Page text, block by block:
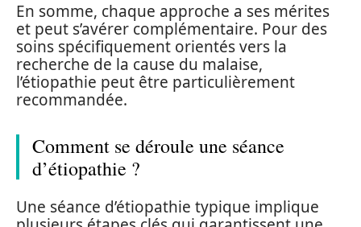
En somme, chaque approche a ses mérites
et peut s’avérer complémentaire. Pour des
soins spécifiquement orientés vers la
recherche de la cause du malaise,
l’étiopathie peut être particulièrement
recommandée.
Comment se déroule une séance
d’étiopathie ?
Une séance d’étiopathie typique implique